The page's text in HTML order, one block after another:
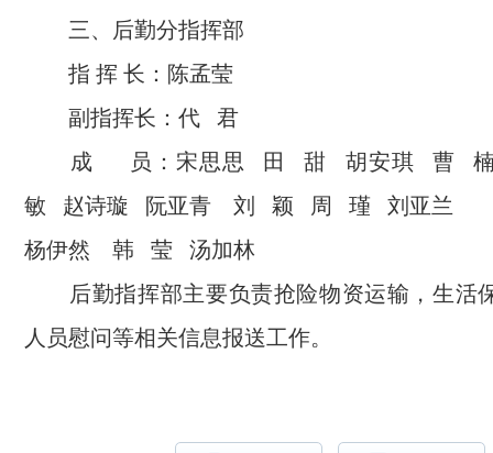
三、后勤分指挥部
指 挥 长：陈孟莹
副指挥长：代 君
成 员：宋思思 田 甜 胡安琪 曹
敏 赵诗璇 阮亚青 刘 颖 周 瑾 刘亚兰
杨伊然 韩 莹 汤加林
后勤指挥部主要负责抢险物资运输，生活
人员慰问等相关信息报送工作。